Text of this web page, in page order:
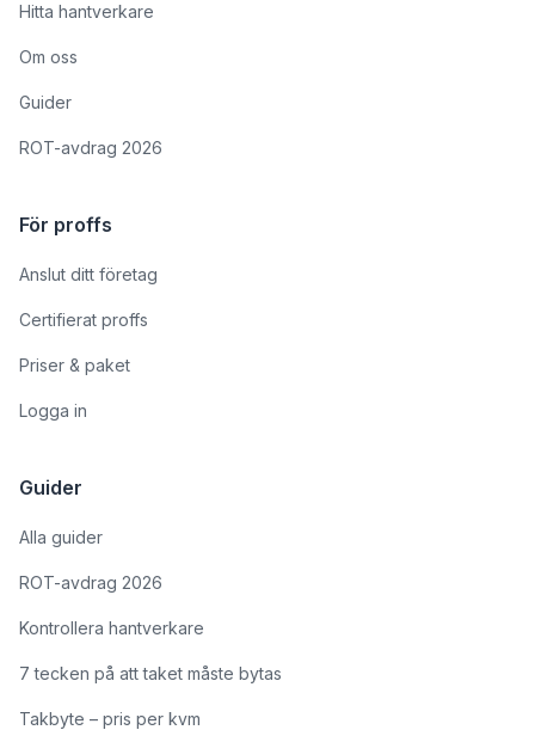
Hitta hantverkare
Om oss
Guider
ROT-avdrag 2026
För proffs
Anslut ditt företag
Certifierat proffs
Priser & paket
Logga in
Guider
Alla guider
ROT-avdrag 2026
Kontrollera hantverkare
7 tecken på att taket måste bytas
Takbyte – pris per kvm